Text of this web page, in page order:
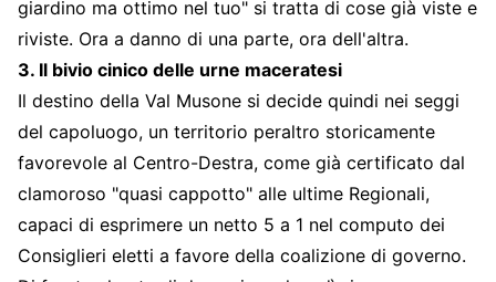
giardino ma ottimo nel tuo" si tratta di cose già viste e
riviste. Ora a danno di una parte, ora dell'altra.
3. Il bivio cinico delle urne maceratesi
Il destino della Val Musone si decide quindi nei seggi
del capoluogo, un territorio peraltro storicamente
favorevole al Centro-Destra, come già certificato dal
clamoroso "quasi cappotto" alle ultime Regionali,
capaci di esprimere un netto 5 a 1 nel computo dei
Consiglieri eletti a favore della coalizione di governo.